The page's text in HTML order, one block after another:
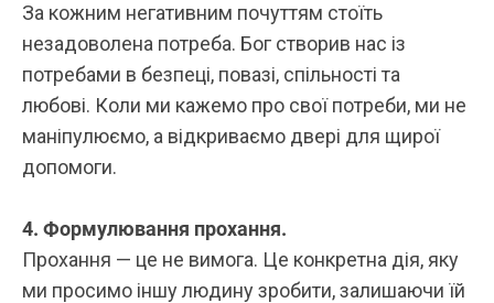
За кожним негативним почуттям стоїть
незадоволена потреба. Бог створив нас із
потребами в безпеці, повазі, спільності та
любові. Коли ми кажемо про свої потреби, ми не
маніпулюємо, а відкриваємо двері для щирої
допомоги.
4. Формулювання прохання.
Прохання — це не вимога. Це конкретна дія, яку
ми просимо іншу людину зробити, залишаючи їй